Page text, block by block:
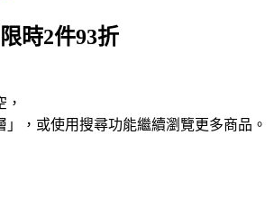
時2件93折
，
」，或使用搜尋功能繼續瀏覽更多商品。